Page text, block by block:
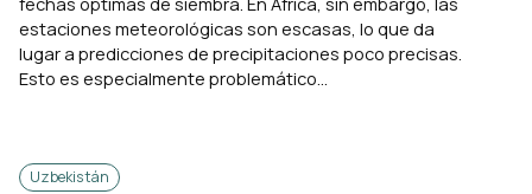
estaciones meteorológicas son escasas, lo que da
lugar a predicciones de precipitaciones poco precisas.
Esto es especialmente problemático...
Uzbekistán